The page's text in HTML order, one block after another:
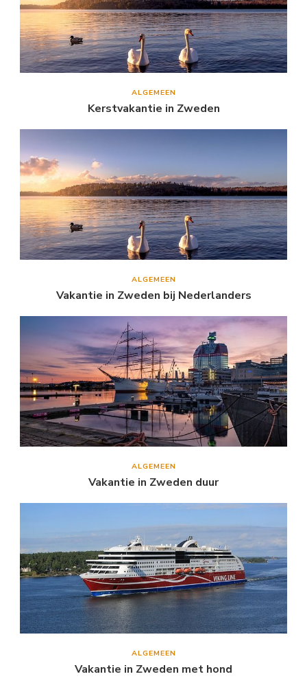
ALGEMEEN
Kerstvakantie in Zweden
ALGEMEEN
Vakantie in Zweden bij Nederlanders
ALGEMEEN
Vakantie in Zweden duur
ALGEMEEN
Vakantie in Zweden met hond